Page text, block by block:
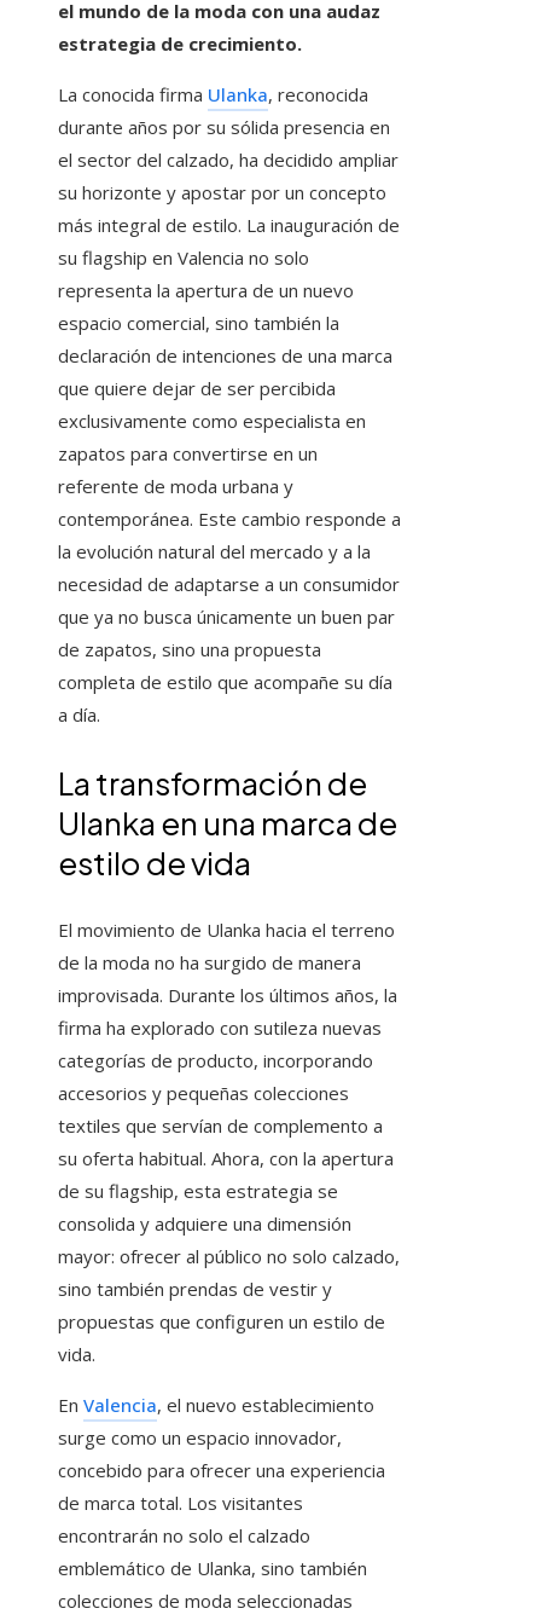
el mundo de la moda con una audaz
estrategia de crecimiento.
La conocida firma Ulanka, reconocida
durante años por su sólida presencia en
el sector del calzado, ha decidido ampliar
su horizonte y apostar por un concepto
más integral de estilo. La inauguración de
su flagship en Valencia no solo
representa la apertura de un nuevo
espacio comercial, sino también la
declaración de intenciones de una marca
que quiere dejar de ser percibida
exclusivamente como especialista en
zapatos para convertirse en un
referente de moda urbana y
contemporánea. Este cambio responde a
la evolución natural del mercado y a la
necesidad de adaptarse a un consumidor
que ya no busca únicamente un buen par
de zapatos, sino una propuesta
completa de estilo que acompañe su día
a día.
La transformación de
Ulanka en una marca de
estilo de vida
El movimiento de Ulanka hacia el terreno
de la moda no ha surgido de manera
improvisada. Durante los últimos años, la
firma ha explorado con sutileza nuevas
categorías de producto, incorporando
accesorios y pequeñas colecciones
textiles que servían de complemento a
su oferta habitual. Ahora, con la apertura
de su flagship, esta estrategia se
consolida y adquiere una dimensión
mayor: ofrecer al público no solo calzado,
sino también prendas de vestir y
propuestas que configuren un estilo de
vida.
En Valencia, el nuevo establecimiento
surge como un espacio innovador,
concebido para ofrecer una experiencia
de marca total. Los visitantes
encontrarán no solo el calzado
emblemático de Ulanka, sino también
colecciones de moda seleccionadas